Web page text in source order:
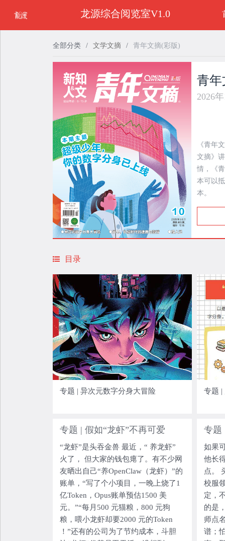
全部分类 / 文学文摘 / 青年文摘(彩版)
青年
2026
《青年
文摘》
情，《
本可以
本。
目录
专题 | 异次元数字分身大冒险 专题 |
专题 | 假如“龙虾”不再可爱
“龙虾”是头吞金兽 最近，“ 养龙虾”
火了， 但大家的钱包瘪了。有不少网
友晒出自己“养OpenClaw（龙虾）”的
账单，“写了个小项目，一晚上烧了1
亿Token，Opus账单预估1500 美
元。”“每月500 元猫粮，800 元狗
粮，喂小龙虾却要2000 元的Token
！”还有的公司为了节约成本，斗胆
专题
如果
他长
点。
校服
定，
的是
师点
谱；
龙源综合阅览室V1.0